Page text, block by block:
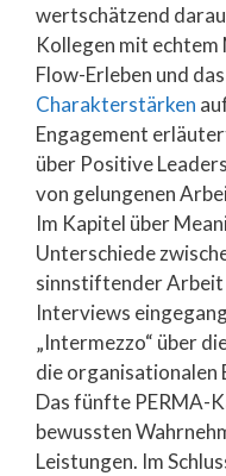
wertschätzend
Kollegen mit echtem
Flow-Erleben und
Charakterstärken
Engagement
über Positive
von gelungenen
Im Kapitel über
Unterschiede
sinnstiftender Arbeit
Interviews
„Intermezzo“ über
die
Das fünfte PERMA-
bewussten
Leistungen. Im